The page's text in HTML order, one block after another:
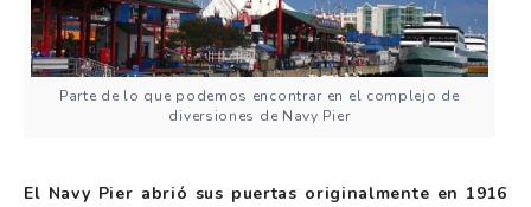
Parte de lo que podemos encontrar en el complejo de
diversiones de Navy Pier
El Navy Pier abrió sus puertas originalmente en 1916